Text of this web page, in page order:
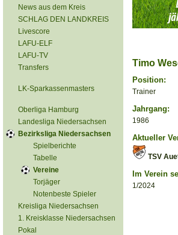
News aus dem Kreis
SCHLAG DEN LANDKREIS
Livescore
LAFU-ELF
LAFU-TV
Transfers
LK-Sparkassenmasters
Oberliga Hamburg
Landesliga Niedersachsen
Bezirksliga Niedersachsen
Spielberichte
Tabelle
Vereine
Torjäger
Notenbeste Spieler
Kreisliga Niedersachsen
1. Kreisklasse Niedersachsen
Pokal
Timo
Position:
Trainer
Jahrgang:
1986
Aktueller
TSV
Im Verein
1/2024